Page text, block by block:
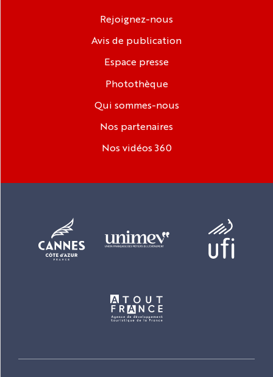
Rejoignez-nous
Avis de publication
Espace presse
Photothèque
Qui sommes-nous
Nos partenaires
Nos vidéos 360